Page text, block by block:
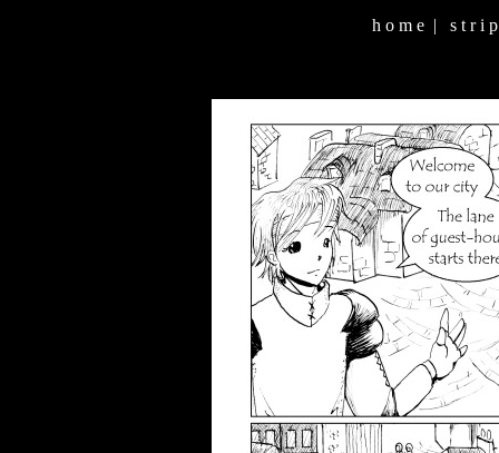
h o m e | s t r i p